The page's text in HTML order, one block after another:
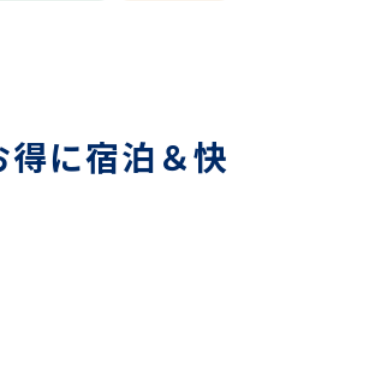
に宿泊＆快